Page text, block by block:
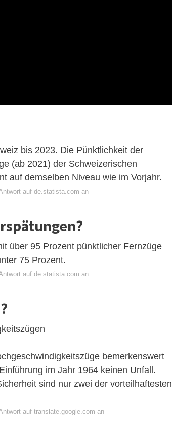
bis 2023. Die Pünktlichkeit der
(ab 2021) der Schweizerischen
auf demselben Niveau wie im Vorjahr.
auf de.statista.com an
über 95 Prozent pünktlicher Fernzüge
75 Prozent.
auf de.statista.com an
bemerkenswert
im Jahr 1964 keinen Unfall.
sind nur zwei der vorteilhaftesten
auf translate.google.com an